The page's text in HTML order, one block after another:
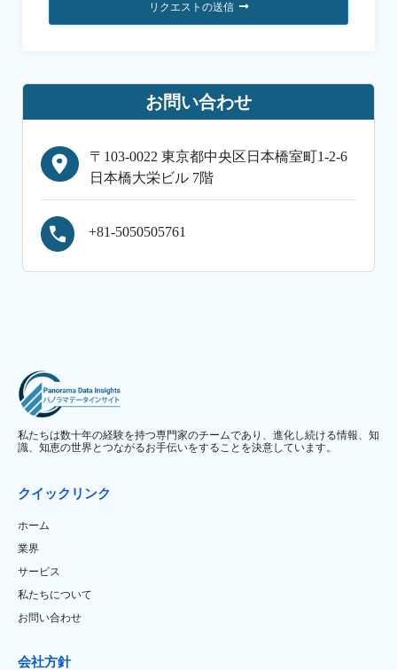
リクエストの送信
お問い合わせ
〒103-0022 東京都中央区日本橋室町1-2-6
日本橋大栄ビル 7階
+81-5050505761
私たちは数十年の経験を持つ専門家のチームであり、進化し続ける情報、知
識、知恵の世界とつながるお手伝いをすることを決意しています。
クイックリンク
ホーム
業界
サービス
私たちについて
お問い合わせ
会社方針